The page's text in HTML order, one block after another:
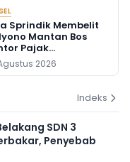
Sprindik Membelit
Mantan Bos
Pajak
2026
Indeks
SDN 3
Penyebab